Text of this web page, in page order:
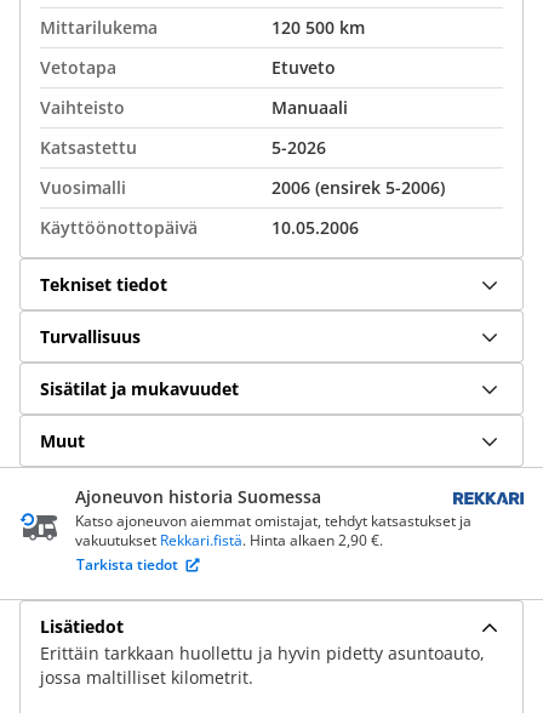
Mittarilukema
120 500 km
Vetotapa
Etuveto
Vaihteisto
Manuaali
Katsastettu
5-2026
Vuosimalli
2006 (ensirek 5-2006)
Käyttöönottopäivä
10.05.2006
Tekniset tiedot
Turvallisuus
Sisätilat ja mukavuudet
Muut
Ajoneuvon historia Suomessa
Katso ajoneuvon aiemmat omistajat, tehdyt katsastukset ja
vakuutukset Rekkari.fistä. Hinta alkaen 2,90 €.
Tarkista tiedot
Lisätiedot
Erittäin tarkkaan huollettu ja hyvin pidetty asuntoauto,
jossa maltilliset kilometrit.